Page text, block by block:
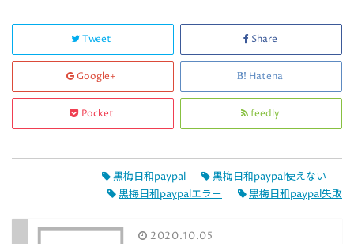
Tweet Share
Google+ Hatena
Pocket feedly
黒梅日和paypal
黒梅日和paypal使えない
黒梅日和paypalエラー
黒梅日和paypal失敗
2020.10.05